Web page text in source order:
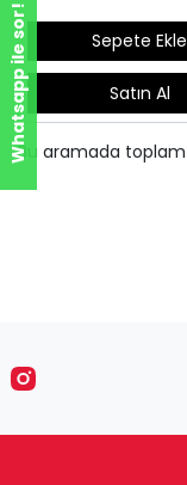
Sepete Ekle
Satın Al
Bu aramada toplam
Whatsapp ile sor!